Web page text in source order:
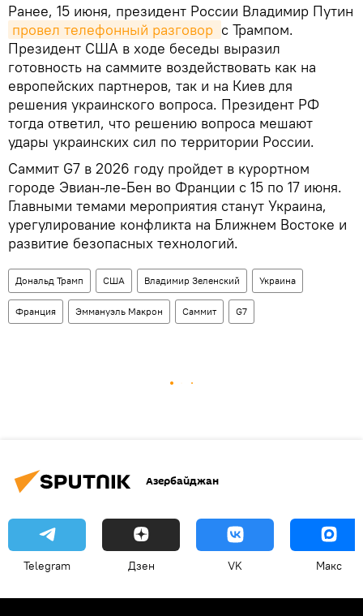
Ранее, 15 июня, президент России Владимир Путин
провел телефонный разговор с Трампом.
Президент США в ходе беседы выразил
готовность на саммите воздействовать как на
европейских партнеров, так и на Киев для
решения украинского вопроса. Президент РФ
тогда ответил, что решению вопроса мешают
удары украинских сил по территории России.
Саммит G7 в 2026 году пройдет в курортном
городе Эвиан-ле-Бен во Франции с 15 по 17 июня.
Главными темами мероприятия станут Украина,
урегулирование конфликта на Ближнем Востоке и
развитие безопасных технологий.
Дональд Трамп США Владимир Зеленский Украина
Франция Эммануэль Макрон Саммит G7
Азербайджан
Telegram Дзен VK Макс